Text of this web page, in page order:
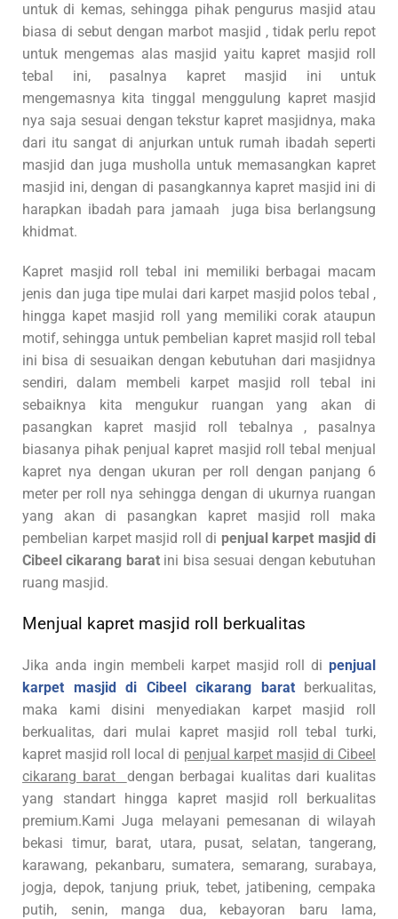
untuk di kemas, sehingga pihak pengurus masjid atau
biasa di sebut dengan marbot masjid , tidak perlu repot
untuk mengemas alas masjid yaitu kapret masjid roll
tebal ini, pasalnya kapret masjid ini untuk
mengemasnya kita tinggal menggulung kapret masjid
nya saja sesuai dengan tekstur kapret masjidnya, maka
dari itu sangat di anjurkan untuk rumah ibadah seperti
masjid dan juga musholla untuk memasangkan kapret
masjid ini, dengan di pasangkannya kapret masjid ini di
harapkan ibadah para jamaah juga bisa berlangsung
khidmat.
Kapret masjid roll tebal ini memiliki berbagai macam
jenis dan juga tipe mulai dari karpet masjid polos tebal ,
hingga kapet masjid roll yang memiliki corak ataupun
motif, sehingga untuk pembelian kapret masjid roll tebal
ini bisa di sesuaikan dengan kebutuhan dari masjidnya
sendiri, dalam membeli karpet masjid roll tebal ini
sebaiknya kita mengukur ruangan yang akan di
pasangkan kapret masjid roll tebalnya , pasalnya
biasanya pihak penjual kapret masjid roll tebal menjual
kapret nya dengan ukuran per roll dengan panjang 6
meter per roll nya sehingga dengan di ukurnya ruangan
yang akan di pasangkan kapret masjid roll maka
pembelian karpet masjid roll di penjual karpet masjid di
Cibeel cikarang baratini bisa sesuai dengan kebutuhan
ruang masjid.
Menjual kapret masjid roll berkualitas
Jika anda ingin membeli karpet masjid roll di penjual
karpet masjid di Cibeel cikarang barat
berkualitas,
maka kami disini menyediakan karpet masjid roll
berkualitas, dari mulai kapret masjid roll tebal turki,
kapret masjid roll local di penjual karpet masjid di Cibeel
cikarang barat
dengan berbagai kualitas dari kualitas
yang standart hingga kapret masjid roll berkualitas
premium.Kami Juga melayani pemesanan di wilayah
bekasi timur, barat, utara, pusat, selatan, tangerang,
karawang, pekanbaru, sumatera, semarang, surabaya,
jogja, depok, tanjung priuk, tebet, jatibening, cempaka
putih, senin, manga dua, kebayoran baru lama,